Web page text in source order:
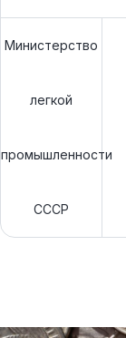
Министерство
легкой
промышленности
СССР